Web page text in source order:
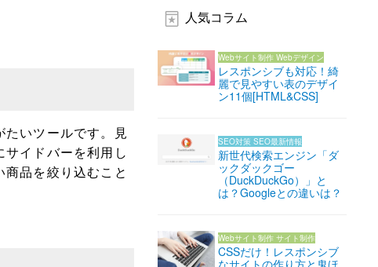
いツールです。見
イドバーを利用し
品を絞り込むこと
人気コラム
Webサイト制作 Webデザイン
レスポンシブも対応！綺
麗で見やすい表のデザイ
ン11個[HTML&CSS]
SEO対策 SEO最新情報
新世代検索エンジン「ダ
ックダックゴー
（DuckDuckGo）」と
は？Googleとの違いは？
Webサイト制作 サイト制作
CSSだけ！レスポンシブ